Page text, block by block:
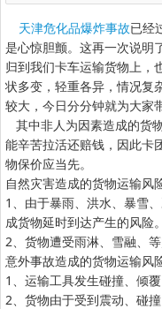
天津危化品爆炸事故已经
是心惊胆颤。这再一次说明
归到我们卡车运输货物上
状多变，轻重各异，情况复
较大，今日分分钟就为大家
其中非人为因素造成的货
能辛苦拉活还赔钱，因此卡
物保价应当先。
自然灾害造成的货物运输风
1、由于暴雨、洪水、暴雪
成货物延时到达产生的风险。
2、货物遭受雨淋、雪融、
意外事故造成的货物运输风
1、运输工具发生碰撞、倾
2、货物由于受到震动、碰